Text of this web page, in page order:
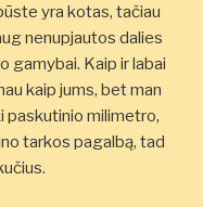
yra kotas, tačiau
nenupjautos dalies
gamybai. Kaip ir labai
kaip jums, bet man
milimetro,
tarkos pagalbą, tad